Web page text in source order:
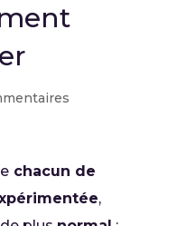
chacun de
,